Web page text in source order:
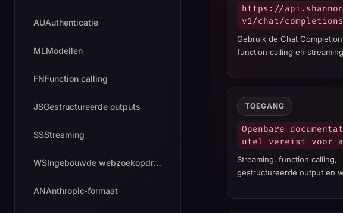
AUAuthenticatie
MLModellen
FNFunction calling
JSGestructureerde outputs
SSStreaming
WS Ingebouwde webzoekopdracht
ANAnthropic‑formaat
https://
v1/chat/completions
Gebruik de Chat
function calling en
TOEGANG
Openbare
utel vereist voor
Streaming, function calling,
gestructureerde output en